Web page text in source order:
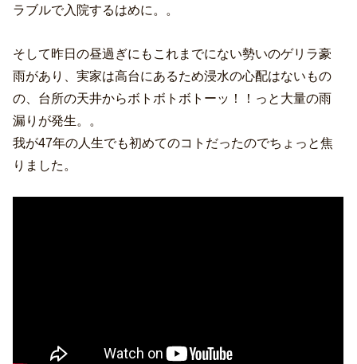
ラブルで入院するはめに。。
そして昨日の昼過ぎにもこれまでにない勢いのゲリラ豪
雨があり、実家は高台にあるため浸水の心配はないもの
の、台所の天井からボトボトボトーッ！！っと大量の雨
漏りが発生。。
我が47年の人生でも初めてのコトだったのでちょっと焦
りました。